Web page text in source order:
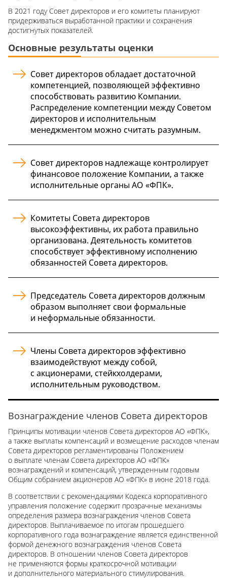
В 2021 году Совет директоров и его комитеты планируют
придерживаться выработанной практики и сохранения
достигнутых показателей.
Основные результаты оценки
Совет директоров обладает достаточной
компетенцией, позволяющей эффективно
способствовать развитию Компании.
Распределение компетенции между Советом
директоров и исполнительным
менеджментом можно считать разумным.
Совет директоров надлежаще контролирует
финансовое положение Компании, а также
исполнительные органы АО «ФПК».
Комитеты Совета директоров
высокоэффективны, их работа правильно
организована. Деятельность комитетов
способствует эффективному исполнению
обязанностей Совета директоров.
Председатель Совета директоров должным
образом выполняет свои формальные
и неформальные обязанности.
Члены Совета директоров эффективно
взаимодействуют между собой,
с акционерами, стейкхолдерами,
исполнительным руководством.
Вознаграждение членов Совета директоров
Принципы мотивации членов Совета директоров АО «ФПК»,
а также выплаты компенсаций и возмещение расходов членам
Совета директоров регламентированы Положением
о выплате членам Совета директоров АО «ФПК»
вознаграждений и компенсаций, утвержденным годовым
Общим собранием акционеров АО «ФПК» в июне 2018 года.
В соответствии с рекомендациями Кодекса корпоративного
управления положение содержит прозрачные механизмы
определения размера вознаграждения членов Совета
директоров. Выплачиваемое по итогам прошедшего
корпоративного года вознаграждение является единственной
формой денежного вознаграждения членов Совета
директоров. В отношении членов Совета директоров
не применяются формы краткосрочной мотивации
и дополнительного материального стимулирования.